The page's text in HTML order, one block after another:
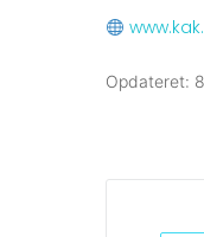
Opdateret: